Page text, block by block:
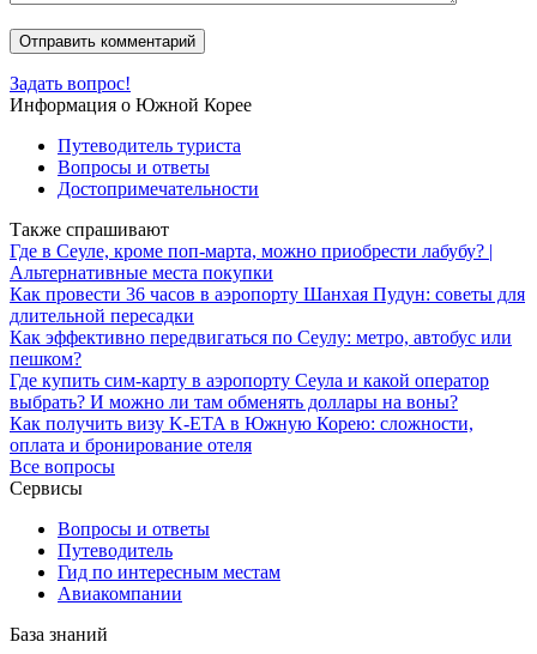
Задать вопрос!
Информация о Южной Корее
Путеводитель туриста
Вопросы и ответы
Достопримечательности
Также спрашивают
Где в Сеуле, кроме поп-марта, можно приобрести лабубу? |
Альтернативные места покупки
Как провести 36 часов в аэропорту Шанхая Пудун: советы для
длительной пересадки
Как эффективно передвигаться по Сеулу: метро, автобус или
пешком?
Где купить сим-карту в аэропорту Сеула и какой оператор
выбрать? И можно ли там обменять доллары на воны?
Как получить визу K-ETA в Южную Корею: сложности,
оплата и бронирование отеля
Все вопросы
Сервисы
Вопросы и ответы
Путеводитель
Гид по интересным местам
Авиакомпании
База знаний